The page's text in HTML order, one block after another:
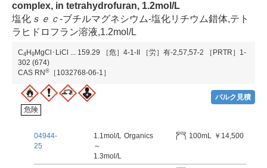
complex, in tetrahydrofuran, 1.2mol/L
塩化 ｓ ｅ ｃ-ブチルマグネシウム-塩化リチウム錯体,テト
ラヒドロフラン溶液,1.2mol/L
C4 H 9 MgCl･LiCl ... 159.29 ［危］4-1-II ［労］有-2,57,57-2
［PRTR］1-
302 (674)
CAS RN ® ［1032768-06-1］
危険
バルク見積
04944-
25
1.1mol/L
～
1.3mol/L
Organics 100mL ￥14,500